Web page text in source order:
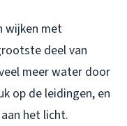
wijken met
deel van
meer water door
op de leidingen, en
het licht.